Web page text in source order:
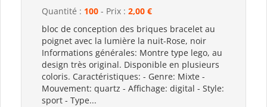
Quantité : 100 - Prix : 2,00 €
bloc de conception des briques bracelet au
poignet avec la lumière la nuit-Rose, noir
Informations générales: Montre type lego, au
design très original. Disponible en plusieurs
coloris. Caractéristiques: - Genre: Mixte -
Mouvement: quartz - Affichage: digital - Style:
sport - Type...